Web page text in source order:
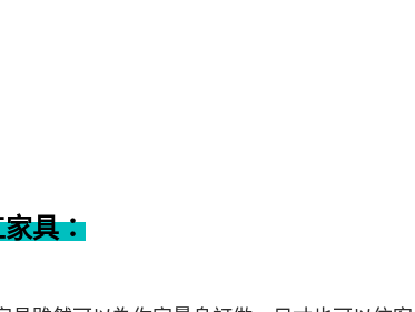
具：